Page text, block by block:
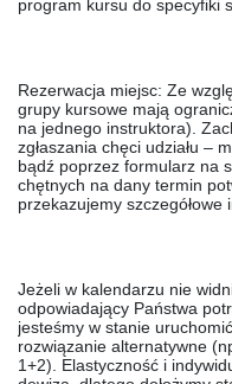
program kursu do specyfiki
Rezerwacja miejsc: Ze
grupy kursowe mają
na jednego instruktora).
zgłaszania chęci udziału –
bądź poprzez formularz na
chętnych na dany termin
przekazujemy szczegółowe
Jeżeli w kalendarzu nie
odpowiadający Państwa
jesteśmy w stanie
rozwiązanie alternatywne
1+2). Elastyczność i